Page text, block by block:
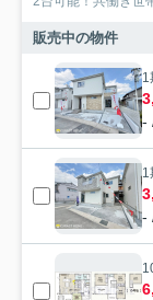
販売中の物件
1
-
1
-